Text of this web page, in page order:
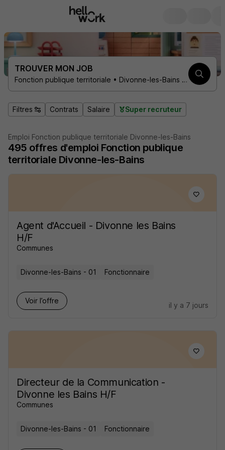
TROUVER MON JOB
Fonction publique territoriale • Divonne-les-Bains 01220
Filtres Contrats Salaire Super recruteur
Emploi Fonction publique territoriale Divonne-les-Bains
495 offres d'emploi Fonction publique
territoriale Divonne-les-Bains
Agent d'Accueil - Divonne les Bains
H/F
Communes
Divonne-les-Bains - 01 Fonctionnaire
Voir l’offre
il y a 7 jours
Directeur de la Communication -
Divonne les Bains H/F
Communes
Divonne-les-Bains - 01 Fonctionnaire